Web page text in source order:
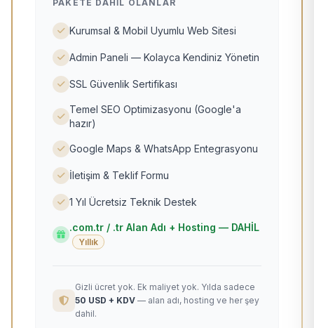
PAKETE DAHIL OLANLAR
Kurumsal & Mobil Uyumlu Web Sitesi
Admin Paneli — Kolayca Kendiniz Yönetin
SSL Güvenlik Sertifikası
Temel SEO Optimizasyonu (Google'a
hazır)
Google Maps & WhatsApp Entegrasyonu
İletişim & Teklif Formu
1 Yıl Ücretsiz Teknik Destek
.com.tr / .tr Alan Adı + Hosting — DAHİL
Yıllık
Gizli ücret yok. Ek maliyet yok. Yılda sadece
50 USD + KDV — alan adı, hosting ve her şey
dahil.